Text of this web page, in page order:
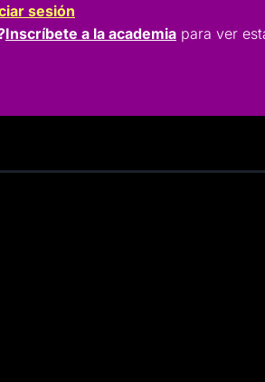
sesión
Inscríbete a la academia para ver